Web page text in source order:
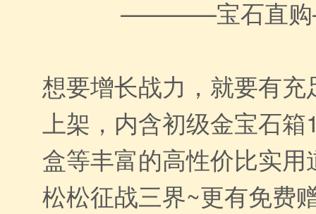
————宝石直
想要增长战力，就要有
上架，内含初级金宝石
盒等丰富的高性价比实
松松征战三界~更有免费